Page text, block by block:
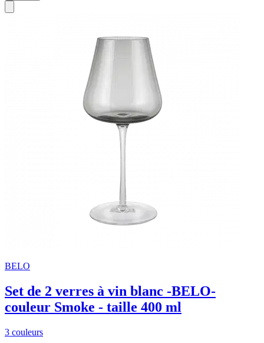
BELO
Set de 2 verres à vin blanc -BELO-
couleur Smoke - taille 400 ml
3 couleurs